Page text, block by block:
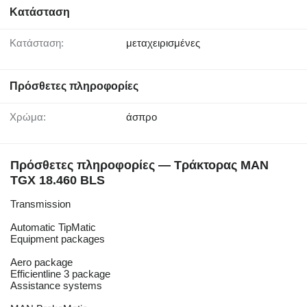
Κατάσταση
Κατάσταση: μεταχειρισμένες
Πρόσθετες πληροφορίες
Χρώμα: άσπρο
Πρόσθετες πληροφορίες — Τράκτορας MAN
TGX 18.460 BLS
Transmission
Automatic TipMatic
Equipment packages
Aero package
Efficientline 3 package
Assistance systems